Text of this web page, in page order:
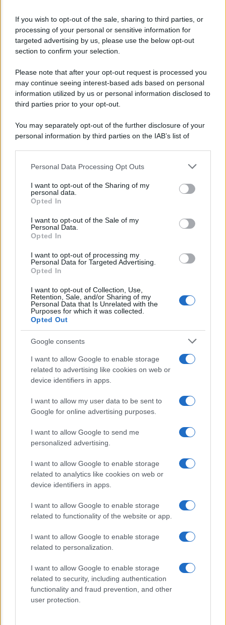
If you wish to opt-out of the sale, sharing to third parties, or
processing of your personal or sensitive information for
targeted advertising by us, please use the below opt-out
section to confirm your selection.
Please note that after your opt-out request is processed you
may continue seeing interest-based ads based on personal
information utilized by us or personal information disclosed to
third parties prior to your opt-out.
You may separately opt-out of the further disclosure of your
personal information by third parties on the IAB’s list of
This information may also be disclosed by us to third parties
disclose it to other third parties.
Please note that this website/app uses one or more Google
services and may gather and store information including but
not limited to your visit or usage behaviour. You may click to
grant or deny consent to Google and its third-party tags to
consent section.
Personal Data Processing Opt Outs
I want to opt-out of the Sharing of my
personal data.
Opted In
I want to opt-out of the Sale of my
Personal Data.
Opted In
I want to opt-out of processing my
Personal Data for Targeted Advertising.
Opted In
I want to opt-out of Collection, Use,
Retention, Sale, and/or Sharing of my
Personal Data that Is Unrelated with the
Purposes for which it was collected.
Opted Out
Google consents
I want to allow Google to enable storage
related to advertising like cookies on web or
device identifiers in apps.
I want to allow my user data to be sent to
Google for online advertising purposes.
I want to allow Google to send me
personalized advertising.
I want to allow Google to enable storage
related to analytics like cookies on web or
device identifiers in apps.
I want to allow Google to enable storage
related to functionality of the website or app.
I want to allow Google to enable storage
related to personalization.
I want to allow Google to enable storage
related to security, including authentication
functionality and fraud prevention, and other
user protection.
Le fiduciarie di emanazione bancaria a
supporto delle operazioni di finanza
straordinaria e riassetti societari: intervista ad
Agenzia EvolutionAdv
Arredamento artigianale: pezzi unici che
raccontano storie
Lo sapevi che...
Avena ogni giorno: perché questo
cereale può migliorare davvero la
salute
Dieta e tumori: quattro abitudini
alimentari che possono aiutare a
ridurre il rischio
Venti anni fa nascevano le università
telematiche in Italia grazie ad
UniMarconi
© 2026 - ILMEDICONLINE.IT - P.IVA 04827280654
Privacy e Notifiche